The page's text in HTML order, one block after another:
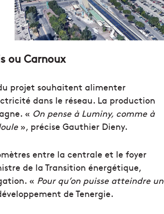
ou Carnoux
projet souhaitent alimenter
dans le réseau. La production
« On pense à Luminy, comme à
», précise Gauthier Dieny.
entre la centrale et le foyer
de la Transition énergétique,
« Pour qu’on puisse atteindre un
de Tenergie.